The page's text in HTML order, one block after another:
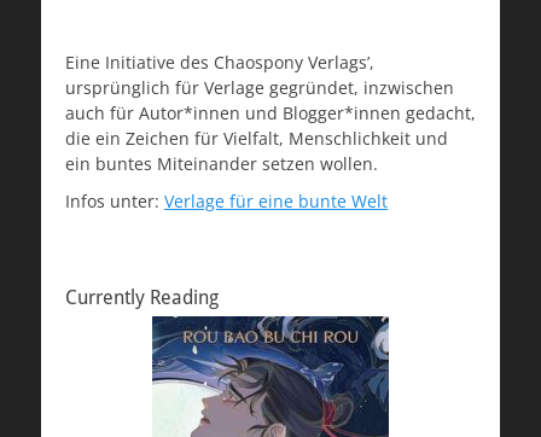
Eine Initiative des Chaospony Verlags’,
ursprünglich für Verlage gegründet, inzwischen
auch für Autor*innen und Blogger*innen gedacht,
die ein Zeichen für Vielfalt, Menschlichkeit und
ein buntes Miteinander setzen wollen.
Infos unter: Verlage für eine bunte Welt
Currently Reading